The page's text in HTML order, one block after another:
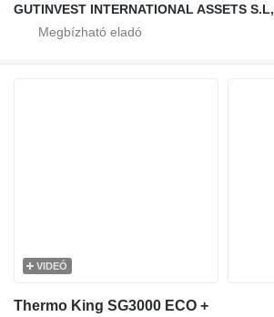
GUTINVEST INTERNATIONAL ASSETS S.L,
VIDEÓ
Thermo King SG3000 ECO +